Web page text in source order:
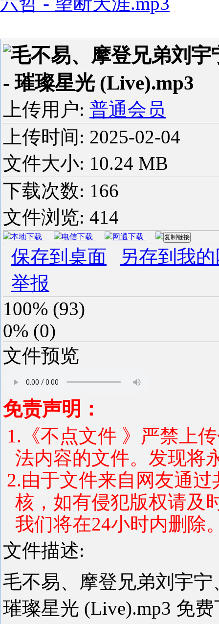
毛不易、摩登兄弟刘
- 璀璨星光 (Live).mp3
上传用户: 普通会员
上传时间: 2025-02-04
文件大小: 10.24 MB
下载次数: 166
文件浏览: 414
本地下载 电信下载 网通下载 复制链接
保存到桌面
另存到我
举报
100% (93)
0% (0)
文件预览
免责声明：
1.《不点文件 》严禁上
法内容的文件。发现将
2.由于文件来自网友通
核，如有侵犯版权请及
我们将在24小时内删除
文件描述:
毛不易、摩登兄弟刘宇
璀璨星光 (Live).mp3 免